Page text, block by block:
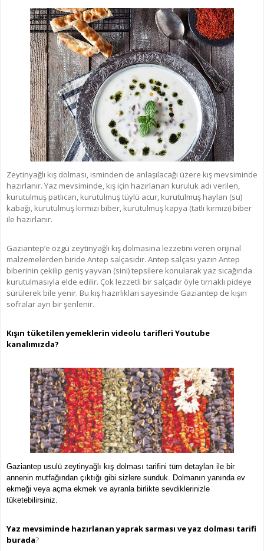
Zeytinyağlı kış dolması, isminden de anlaşılacağı üzere kış mevsiminde
hazırlanır. Yaz mevsiminde, kış için hazırlanan kuruluk adı verilen,
kurutulmuş patlıcan, kurutulmuş tüylü acur, kurutulmuş haylan (su)
kabağı, kurutulmuş kırmızı biber, kurutulmuş kapya (tatlı kırmızı) biber
ile hazırlanır.
Gaziantep’e özgü zeytinyağlı kış dolmasına lezzetini veren orijinal
malzemelerden biride Antep salçasıdır. Antep salçası yazın Antep
biberinin çekilip geniş yayvan (sini) tepsilere konularak yaz sıcağında
kurutulmasıyla elde edilir. Çok lezzetli bir salçadır öyle tırnaklı pideye
sürülerek bile yenir. Bu kış hazırlıkları sayesinde Gaziantep de kışın
sofralar ayrı bir şenlenir.
Kışın tüketilen yemeklerin videolu tarifleri Youtube
kanalımızda?
Gaziantep usulü zeytinyağlı kış dolması tarifini tüm detayları ile bir
annenin mutfağından çıktığı gibi sizlere sunduk. Dolmanın yanında ev
ekmeği veya açma ekmek ve ayranla birlikte sevdiklerinizle
tüketebilirsiniz.
Yaz mevsiminde hazırlanan yaprak sarması ve yaz dolması tarifi
burada?